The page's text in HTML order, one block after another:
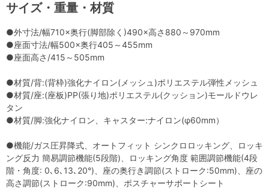
サイズ・重量・材質
●外寸法/幅710×奥行(脚部除く)490×高さ880～970mm
●座面寸法/幅500×奥行405～455mm
●座面高さ/415～505mm
●材質/背:(背枠)強化ナイロン(メッシュ)ポリエステル弾性メッシュ
●材質/座:(座板)PP(張り地)ポリエステル(クッション)モールドウレ
タン
●材質/脚:強化ナイロン、キャスター:ナイロン(φ60mm）
●機能/ガス圧昇降式、オートフィット シンクロロッキング、ロッキ
ング反力 簡易調節機能(5段階)、ロッキング角度 範囲調節機能(4段
階・角度: 0､6､13､20°)、座の奥行き調節(ストローク:50mm)、座の
高さ調節(ストローク:90mm)、ポスチャーサポートシート